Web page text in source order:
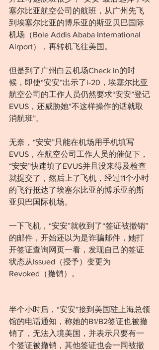
塞尔比亚航空公司的航班，从广州先飞
到埃塞尔比亚的博乐亚的斯亚贝巴国际
机场（Bole Addis Ababa International
Airport），再转机飞往美国。
但是到了广州白云机场Check in的时
候，即使“安安”出示了i-20，埃塞尔比亚
航空公司的工作人员仍然要求“安安”登记
EVUS，还威胁她“不这样操作的话就取
消航班”。
无奈，“安安”只能在机场用手机填写
EVUS，在航空公司工作人员的催促下，
“安安”快速填了EVUS并且没来得及检查
就提交了，然后上了飞机，经过11个小时
的飞行抵达了埃塞尔比亚的博乐亚的斯
亚贝巴国际机场。
一下飞机，“安安”就收到了“签证被撤销”
的邮件，开始还以为是诈骗邮件，她打
开签证查询网页一看，发现自己的签证
状态从Issued（授予）变更为
Revoked（撤销）。
半个小时后，“安安”接到美国驻上海总领
馆的电话通知，称她的B1/B2签证也被撤
销了，无法入境美国，并表示只要有一
个签证被撤销，其他签证也会一同被撤